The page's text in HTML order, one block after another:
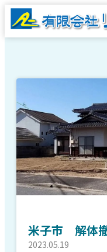
米子市 解体
2023.05.19